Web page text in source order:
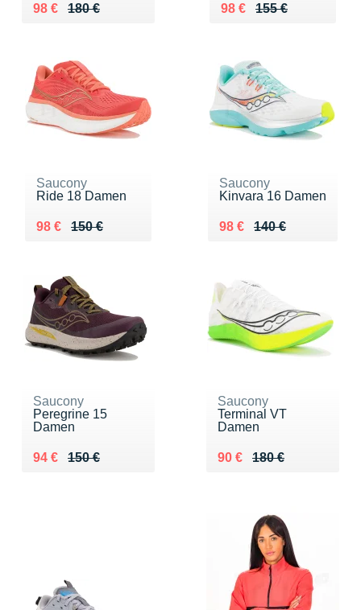
180 €
Au lieu de 180 €
98 €
Vendu 98 € 155 €
Au lieu de 155 €
98 €
Vendu 98 €
Saucony
Ride 18 Damen
150 €
Au lieu de 150 €
98 €
Vendu 98 €
Saucony
Kinvara 16 Damen
140 €
Au lieu de 140 €
98 €
Vendu 98 €
Saucony
Peregrine 15
Damen
150 €
Au lieu de 150 €
94 €
Vendu 94 €
Saucony
Terminal VT
Damen
180 €
Au lieu de 180 €
90 €
Vendu 90 €